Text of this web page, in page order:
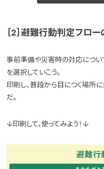
［2］避難行動判定フロ
事前準備や災害時の対応につい
を選択していこう。
印刷し、普段から目につく場所
だ。
↓印刷して、使ってみよう！↓